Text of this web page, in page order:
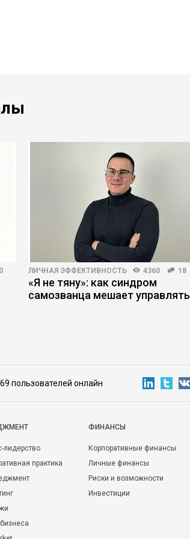
ЛИЧНАЯ ЭФФЕКТИВНОСТЬ 4360 18
«Я не тяну»: как синдром
самозванца мешает управлять
пользователей онлайн
лидерство
практика
ФИНАНСЫ
Корпоративные финансы
Личные финансы
Риски и возможности
Инвестиции